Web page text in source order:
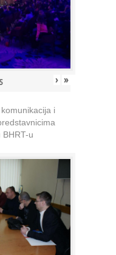
5 › »
i
u